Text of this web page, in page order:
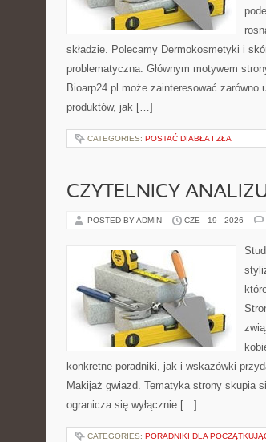
składzie. Polecamy Dermokosmetyki i
problematyczna. Głównym motywem
Bioarp24.pl może zainteresować
produktów, jak […]
CATEGORIES: POSTAĆ DIABŁA I ZŁA
CZYTELNICY
POSTED BY ADMIN CZE - 19 - 2026
konkretne poradniki, jak i wskazówki
Makijaż gwiazd. Tematyka strony skupia
ogranicza się wyłącznie […]
CATEGORIES: PORADNIKI DLA